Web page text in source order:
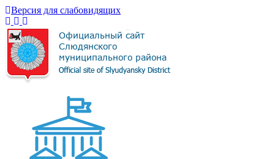
Версия для слабовидящих